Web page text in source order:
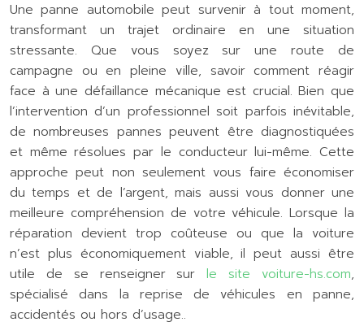
Une panne automobile peut survenir à tout moment,
transformant un trajet ordinaire en une situation
stressante. Que vous soyez sur une route de
campagne ou en pleine ville, savoir comment réagir
face à une défaillance mécanique est crucial. Bien que
l’intervention d’un professionnel soit parfois inévitable,
de nombreuses pannes peuvent être diagnostiquées
et même résolues par le conducteur lui-même. Cette
approche peut non seulement vous faire économiser
du temps et de l’argent, mais aussi vous donner une
meilleure compréhension de votre véhicule. Lorsque la
réparation devient trop coûteuse ou que la voiture
n’est plus économiquement viable, il peut aussi être
utile de se renseigner surle site voiture-hs.com,
spécialisé dans la reprise de véhicules en panne,
accidentés ou hors d’usage..